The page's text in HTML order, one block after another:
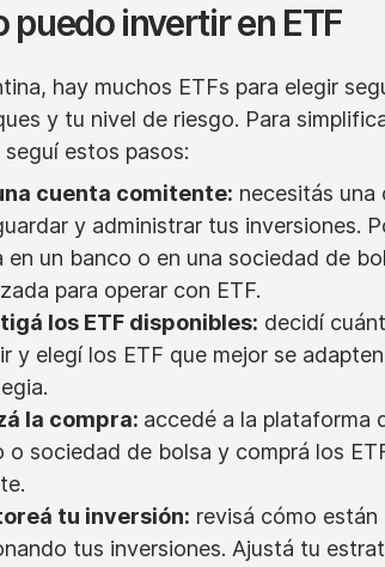
puedo invertir en ETF
hay muchos ETFs para elegir
y tu nivel de riesgo. Para
estos pasos:
cuenta comitente: necesitás una
y administrar tus inversiones.
en un banco o en una sociedad de
para operar con ETF.
los ETF disponibles: decidí
y elegí los ETF que mejor se
la compra: accedé a la plataforma
o sociedad de bolsa y comprá los
tu inversión: revisá cómo están
tus inversiones. Ajustá tu